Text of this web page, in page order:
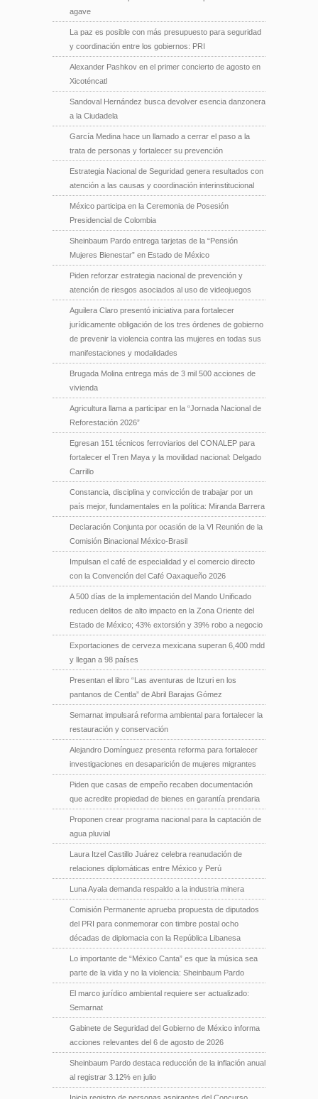
agave
La paz es posible con más presupuesto para seguridad
y coordinación entre los gobiernos: PRI
Alexander Pashkov en el primer concierto de agosto en
Xicoténcatl
Sandoval Hernández busca devolver esencia danzonera
a la Ciudadela
García Medina hace un llamado a cerrar el paso a la
trata de personas y fortalecer su prevención
Estrategia Nacional de Seguridad genera resultados con
atención a las causas y coordinación interinstitucional
México participa en la Ceremonia de Posesión
Presidencial de Colombia
Sheinbaum Pardo entrega tarjetas de la “Pensión
Mujeres Bienestar” en Estado de México
Piden reforzar estrategia nacional de prevención y
atención de riesgos asociados al uso de videojuegos
Aguilera Claro presentó iniciativa para fortalecer
jurídicamente obligación de los tres órdenes de gobierno
de prevenir la violencia contra las mujeres en todas sus
manifestaciones y modalidades
Brugada Molina entrega más de 3 mil 500 acciones de
vivienda
Agricultura llama a participar en la “Jornada Nacional de
Reforestación 2026”
Egresan 151 técnicos ferroviarios del CONALEP para
fortalecer el Tren Maya y la movilidad nacional: Delgado
Carrillo
Constancia, disciplina y convicción de trabajar por un
país mejor, fundamentales en la política: Miranda Barrera
Declaración Conjunta por ocasión de la VI Reunión de la
Comisión Binacional México-Brasil
Impulsan el café de especialidad y el comercio directo
con la Convención del Café Oaxaqueño 2026
A 500 días de la implementación del Mando Unificado
reducen delitos de alto impacto en la Zona Oriente del
Estado de México; 43% extorsión y 39% robo a negocio
Exportaciones de cerveza mexicana superan 6,400 mdd
y llegan a 98 países
Presentan el libro “Las aventuras de Itzuri en los
pantanos de Centla” de Abril Barajas Gómez
Semarnat impulsará reforma ambiental para fortalecer la
restauración y conservación
Alejandro Domínguez presenta reforma para fortalecer
investigaciones en desaparición de mujeres migrantes
Piden que casas de empeño recaben documentación
que acredite propiedad de bienes en garantía prendaria
Proponen crear programa nacional para la captación de
agua pluvial
Laura Itzel Castillo Juárez celebra reanudación de
relaciones diplomáticas entre México y Perú
Luna Ayala demanda respaldo a la industria minera
Comisión Permanente aprueba propuesta de diputados
del PRI para conmemorar con timbre postal ocho
décadas de diplomacia con la República Libanesa
Lo importante de “México Canta” es que la música sea
parte de la vida y no la violencia: Sheinbaum Pardo
El marco jurídico ambiental requiere ser actualizado:
Semarnat
Gabinete de Seguridad del Gobierno de México informa
acciones relevantes del 6 de agosto de 2026
Sheinbaum Pardo destaca reducción de la inflación anual
al registrar 3.12% en julio
Inicia registro de personas aspirantes del Concurso